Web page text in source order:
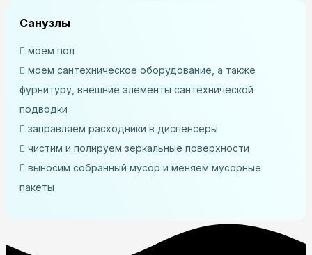
Санузлы
моем пол
моем сантехническое оборудование, а также
фурнитуру, внешние элементы сантехнической
подводки
заправляем расходники в диспенсеры
чистим и полируем зеркальные поверхности
выносим собранный мусор и меняем мусорные
пакеты